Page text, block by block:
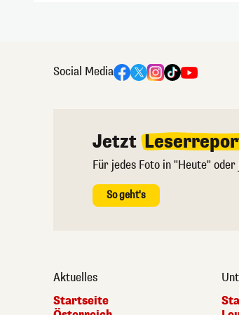
Social Media
Jetzt
Für jedes Foto in "Heute"
So geht's
Aktuelles
Startseite